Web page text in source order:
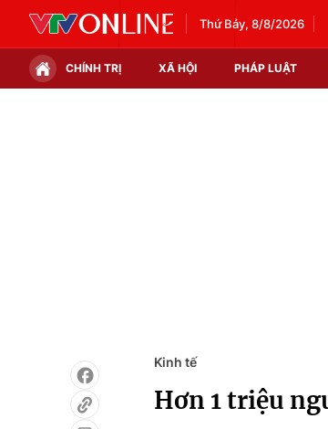
Thứ Bảy, 8/8/2026
CHÍNH TRỊ XÃ HỘI PHÁP LUẬT
Kinh tế
Hơn 1 triệu